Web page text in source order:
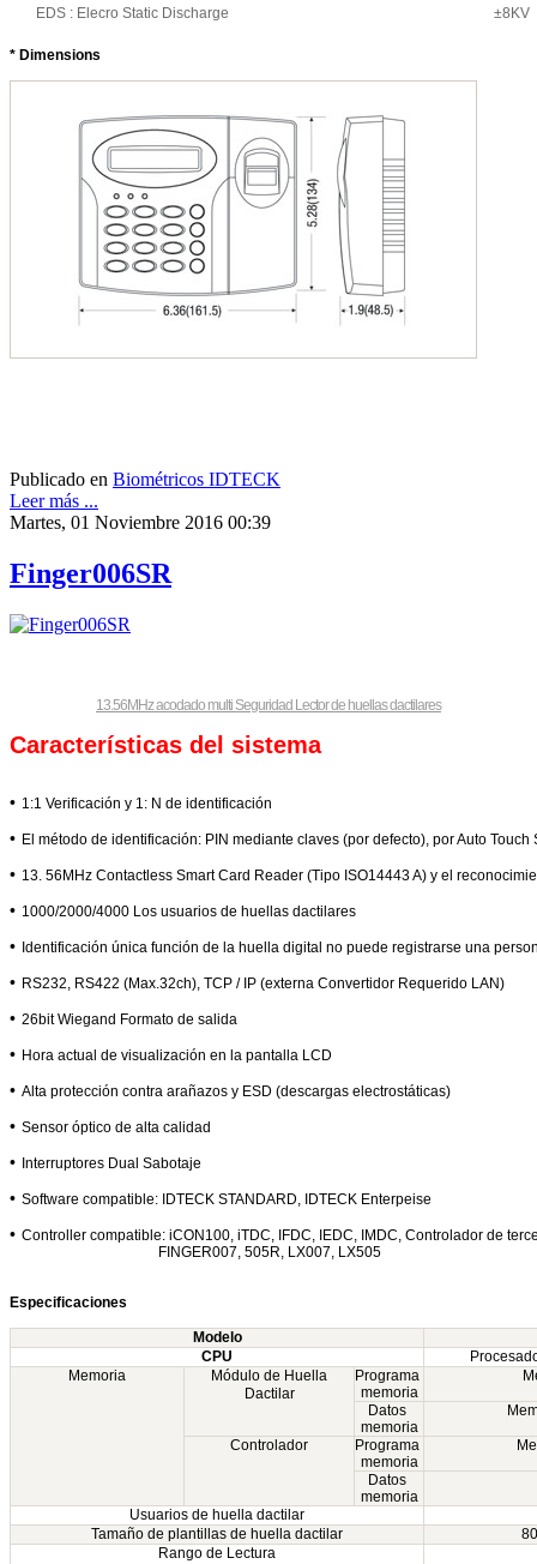
EDS : Elecro Static Discharge ±8KV
* Dimensions
Publicado en Biométricos IDTECK
Leer más ...
Martes, 01 Noviembre 2016 00:39
Finger006SR
13.56MHz acodado multi Seguridad Lector de huellas dactilares
Características del sistema
• 1:1 Verificación y 1: N de identificación
• El método de identificación: PIN mediante claves (por defecto), por Auto Touch
• 13. 56MHz Contactless Smart Card Reader (Tipo ISO14443 A) y el
• 1000/2000/4000 Los usuarios de huellas dactilares
• Identificación única función de la huella digital no puede registrarse una
• RS232, RS422 (Max.32ch), TCP / IP (externa Convertidor Requerido LAN)
• 26bit Wiegand Formato de salida
• Hora actual de visualización en la pantalla LCD
• Alta protección contra arañazos y ESD (descargas electrostáticas)
• Sensor óptico de alta calidad
• Interruptores Dual Sabotaje
• Software compatible: IDTECK STANDARD, IDTECK Enterpeise
• Controller compatible: iCON100, iTDC, IFDC, IEDC, IMDC, Controlador de
FINGER007, 505R, LX007, LX505
Especificaciones
Modelo
CPU
Memoria
Módulo de Huella
Dactilar
Programa
memoria
Datos
memoria
Controlador
Programa
memoria
Datos
memoria
Usuarios de huella dactilar
Tamaño de plantillas de huella dactilar
Rango de Lectura